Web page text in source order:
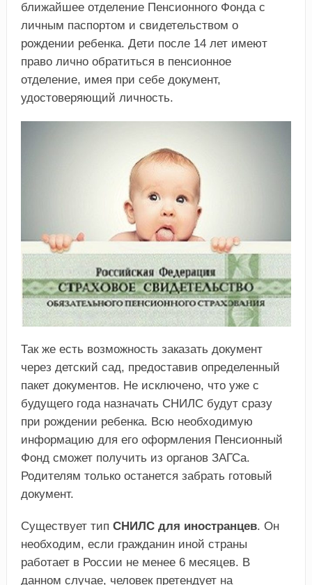
ближайшее отделение Пенсионного Фонда с
личным паспортом и свидетельством о
рождении ребенка. Дети после 14 лет имеют
право лично обратиться в пенсионное
отделение, имея при себе документ,
удостоверяющий личность.
Так же есть возможность заказать документ
через детский сад, предоставив определенный
пакет документов. Не исключено, что уже с
будущего года назначать СНИЛС будут сразу
при рождении ребенка. Всю необходимую
информацию для его оформления Пенсионный
Фонд сможет получить из органов ЗАГСа.
Родителям только останется забрать готовый
документ.
Существует тип СНИЛС для иностранцев. Он
необходим, если гражданин иной страны
работает в России не менее 6 месяцев. В
данном случае, человек претендует на